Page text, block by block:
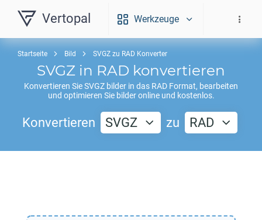
Vertopal Werkzeuge
Startseite Bild SVGZ zu RAD Konverter
SVGZ in RAD konvertieren
Konvertieren SieSVGZ bilder in das RAD Format, bearbeiten
und optimieren Sie bilder online und kostenlos.
Konvertieren SVGZ zu RAD